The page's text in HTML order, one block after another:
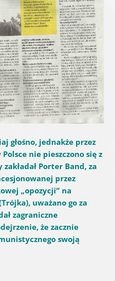
głośno, jednakże przez
nie pieszczono się z
Porter Band, za
przez
„opozycji” na
uważano go za
zagraniczne
że zacznie
swoją